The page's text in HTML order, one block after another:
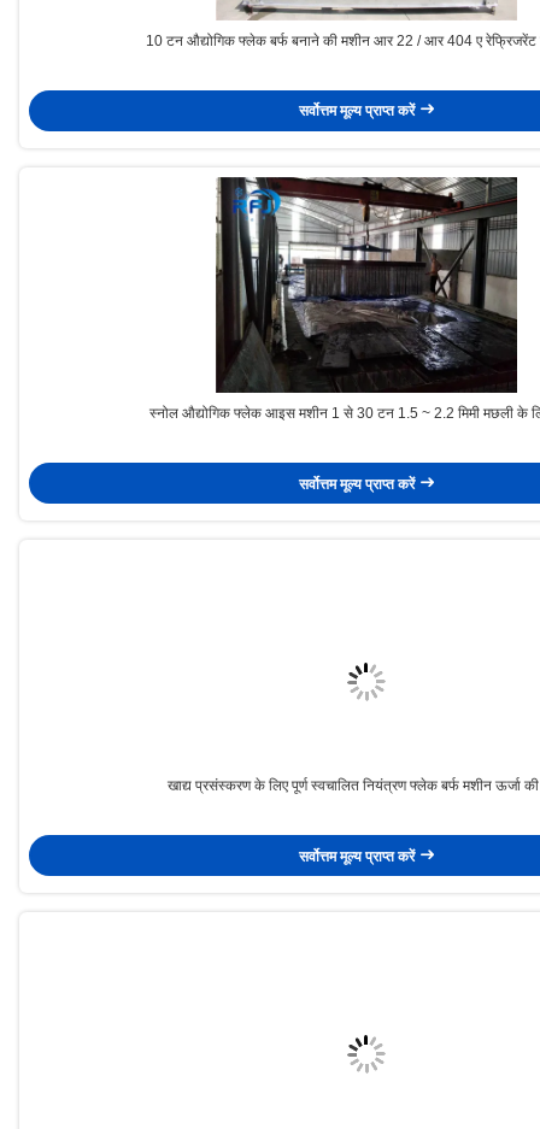
10 टन औद्योगिक फ्लेक बर्फ बनाने की मशीन आर 22 / आर 404 ए रेफ्रिजरेंट
सर्वोत्तम मूल्य प्राप्त करें
स्नोल औद्योगिक फ्लेक आइस मशीन 1 से 30 टन 1.5 ~ 2.2 मिमी मछली के
सर्वोत्तम मूल्य प्राप्त करें
खाद्य प्रसंस्करण के लिए पूर्ण स्वचालित नियंत्रण फ्लेक बर्फ मशीन ऊर्जा
सर्वोत्तम मूल्य प्राप्त करें